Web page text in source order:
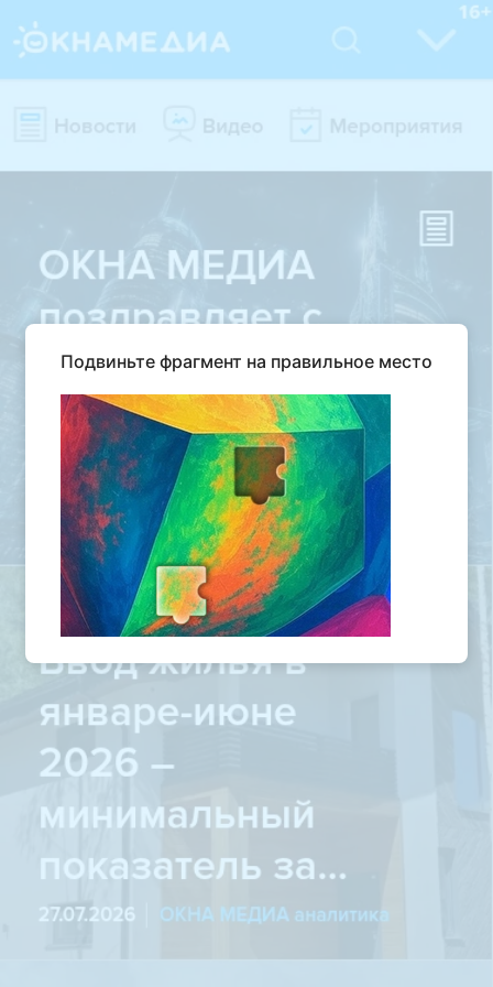
Подвиньте фрагмент на правильное место